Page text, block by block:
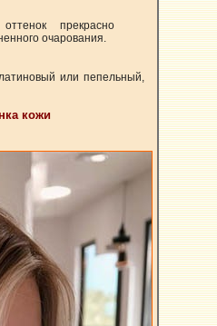
прекрасно
очарования.
или пепельный,
кожи